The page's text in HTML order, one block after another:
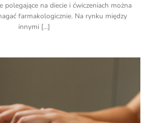
polegające na diecie i ćwiczeniach można
farmakologicznie. Na rynku między
innymi [...]